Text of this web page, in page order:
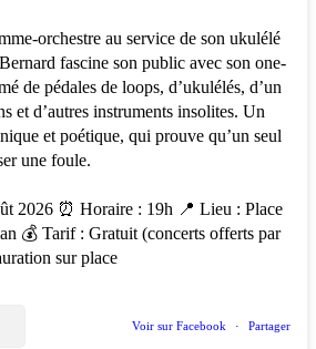
orchestre au service de son ukulélé
fascine son public avec son one-
de pédales de loops, d’ukulélés, d’un
et d’autres instruments insolites. Un
et poétique, qui prouve qu’un seul
une foule.
2026 ⏰ Horaire : 19h 📍 Lieu : Place
💰 Tarif : Gratuit (concerts offerts par
sur place
Voir sur Facebook · Partager